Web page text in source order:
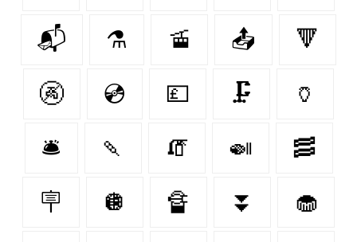
📬 ⚗️ 🚡 📤 🔻
🚱 💿 💷 🗜️ 🏺
🛎️ 🍡 🧯 🍛 🥓
🪧 🪩 🔏 ⏬ 🧁